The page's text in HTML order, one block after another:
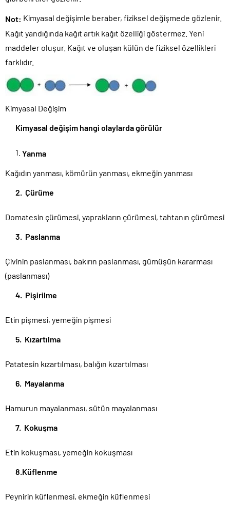
Not: Kimyasal değişimle beraber, fiziksel değişmede gözlenir.
Kağıt yandığında kağıt artık kağıt özelliği göstermez. Yeni
maddeler oluşur. Kağıt ve oluşan külün de fiziksel özellikleri
farklıdır.
Kimyasal Değişim
Kimyasal değişim hangi olaylarda görülür
Yanma
Kağıdın yanması, kömürün yanması, ekmeğin yanması
2. Çürüme
Domatesin çürümesi, yaprakların çürümesi, tahtanın çürümesi
3. Paslanma
Çivinin paslanması, bakırın paslanması, gümüşün kararması
(paslanması)
4. Pişirilme
Etin pişmesi, yemeğin pişmesi
5. Kızartılma
Patatesin kızartılması, balığın kızartılması
6. Mayalanma
Hamurun mayalanması, sütün mayalanması
7. Kokuşma
Etin kokuşması, yemeğin kokuşması
8.Küflenme
Peynirin küflenmesi, ekmeğin küflenmesi